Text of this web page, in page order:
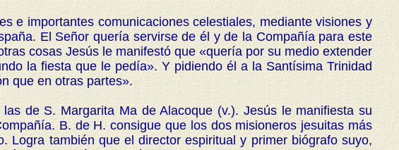
importantes comunicaciones celestiales, mediante visiones y
El Señor quería servirse de él y de la Compañía para este
cosas Jesús le manifestó que «quería por su medio extender
la fiesta que le pedía». Y pidiendo él a la Santísima Trinidad
que en otras partes».
de S. Margarita Ma de Alacoque (v.). Jesús le manifiesta su
B. de H. consigue que los dos misioneros jesuitas más
Logra también que el director espiritual y primer biógrafo suyo,